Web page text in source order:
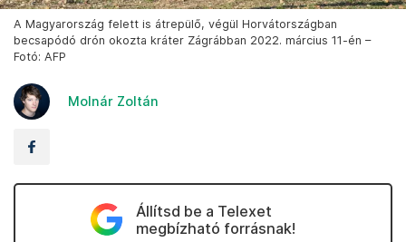
A Magyarország felett is átrepülő, végül Horvátországban
becsapódó drón okozta kráter Zágrábban 2022. március 11-én –
Fotó: AFP
Molnár Zoltán
Állítsd be a Telexet
megbízható forrásnak!